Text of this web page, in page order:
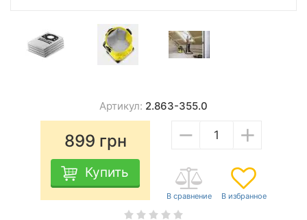
Артикул: 2.863-355.0
899 грн
Купить
− +